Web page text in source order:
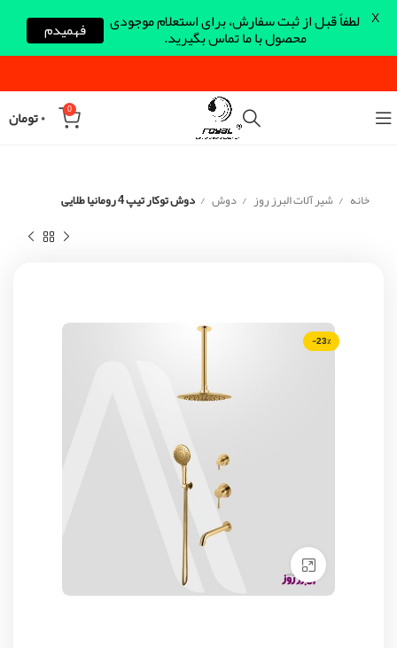
0 ۰تومان
خانه شیر آلات البرز روز دوش دوش توکار تیپ 4 رومانیا طلایی
-23%
لطفاً قبل از ثبت سفارش، برای استعلام موجودی
محصول با ما تماس بگیرید. فهمیدم X